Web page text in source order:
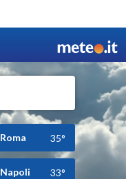
Roma 35°
Napoli 33°